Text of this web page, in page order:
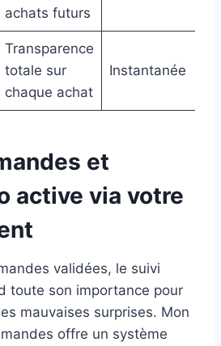
achats futurs
Transparence
totale sur
chaque achat
Instantanée
et
active via votre
validées, le suivi
toute son importance pour
mauvaises surprises. Mon
offre un système